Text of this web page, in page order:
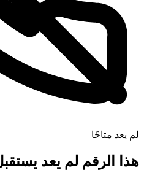
لم يعد متاحًا
هذا الرقم لم يعد